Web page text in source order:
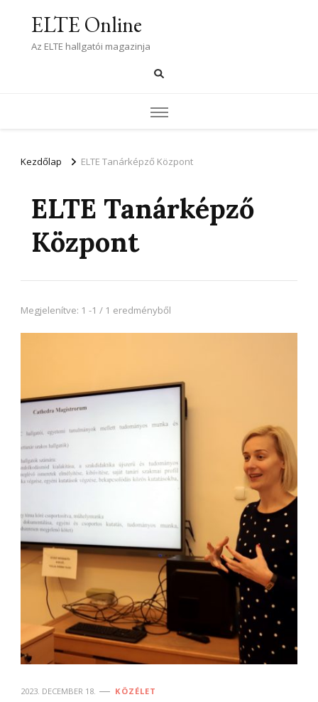
ELTE Online
Az ELTE hallgatói magazinja
Kezdőlap ELTE Tanárképző Központ
ELTE Tanárképző
Központ
Megjelenítve: 1 -1 / 1 eredményből
2023. DECEMBER 18. KÖZÉLET